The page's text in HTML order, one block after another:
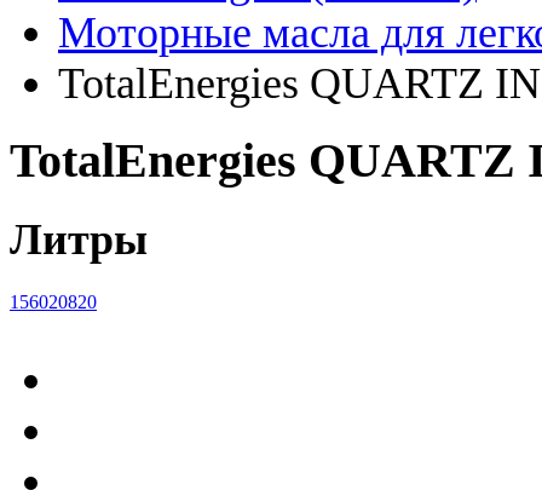
Моторные масла для
TotalEnergies QUARTZ
TotalEnergies QUARTZ
Литры
1 56020820